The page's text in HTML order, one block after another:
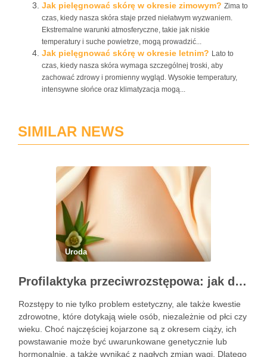
Jak pielęgnować skórę w okresie zimowym? Zima to
czas, kiedy nasza skóra staje przed niełatwym wyzwaniem.
Ekstremalne warunki atmosferyczne, takie jak niskie
temperatury i suche powietrze, mogą prowadzić...
Jak pielęgnować skórę w okresie letnim? Lato to
czas, kiedy nasza skóra wymaga szczególnej troski, aby
zachować zdrowy i promienny wygląd. Wysokie temperatury,
intensywne słońce oraz klimatyzacja mogą...
SIMILAR NEWS
Uroda
Profilaktyka przeciwrozstępowa: jak dbać o skórę skutecznie?
Rozstępy to nie tylko problem estetyczny, ale także kwestie
zdrowotne, które dotykają wiele osób, niezależnie od płci czy
wieku. Choć najczęściej kojarzone są z okresem ciąży, ich
powstawanie może być uwarunkowane genetycznie lub
hormonalnie, a także wynikać z nagłych zmian wagi. Dlatego